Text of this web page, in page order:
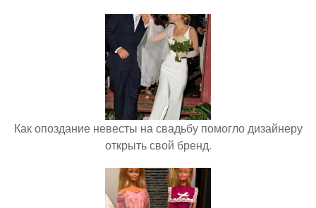
Как опоздание невесты на свадьбу помогло дизайнеру
открыть свой бренд.